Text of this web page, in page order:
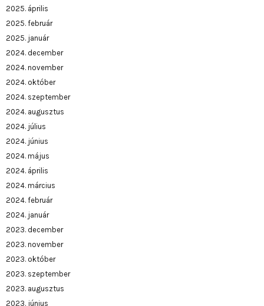
2025. április
2025. február
2025. január
2024. december
2024. november
2024. október
2024. szeptember
2024. augusztus
2024. július
2024. június
2024. május
2024. április
2024. március
2024. február
2024. január
2023. december
2023. november
2023. október
2023. szeptember
2023. augusztus
2023. június